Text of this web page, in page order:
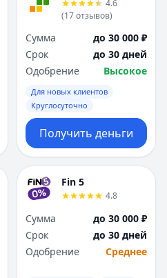
Рязань
Самара
Санкт-Петербург
Севастополь
Сочи
Сургут
Т
Тверь
Тольятти
Томск
Тюмень
У
Ульяновск
Рязань
Самара
Санкт-Петербург
Севастополь
Сочи
Сургут
Т
Тверь
Тольятти
Томск
Тюмень
У
Ульяновск
4.6
(17отзывов)
Сумма
до 30 000 ₽
Срок
до 30 дней
Одобрение
Высокое
Для новых клиентов
Круглосуточно
Получить деньги
Fin 5
4.8
Сумма
до 30 000 ₽
Срок
до 30 дней
Одобрение
Среднее